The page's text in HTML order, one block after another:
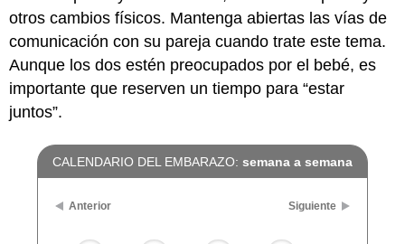
otros cambios físicos. Mantenga abiertas las vías de
comunicación con su pareja cuando trate este tema.
Aunque los dos estén preocupados por el bebé, es
importante que reserven un tiempo para “estar
juntos”.
CALENDARIO DEL EMBARAZO: semana a semana
Anterior Siguiente